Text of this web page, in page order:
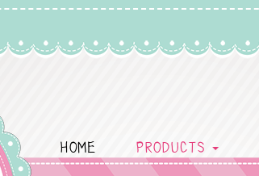
HOME
PRODUCTS